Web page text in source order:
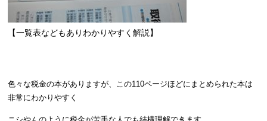
【一覧表などもありわかりやすく解説】
色々な税金の本がありますが、この110ページほどにまとめられた本は
非常にわかりやすく